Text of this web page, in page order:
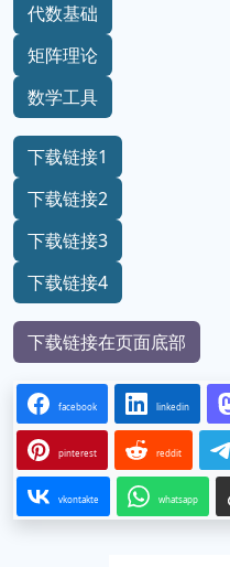
代数基础
矩阵理论
数学工具
下载链接1
下载链接2
下载链接3
下载链接4
下载链接在页面底部
facebook linkedin
pinterest reddit
vkontakte whatsapp